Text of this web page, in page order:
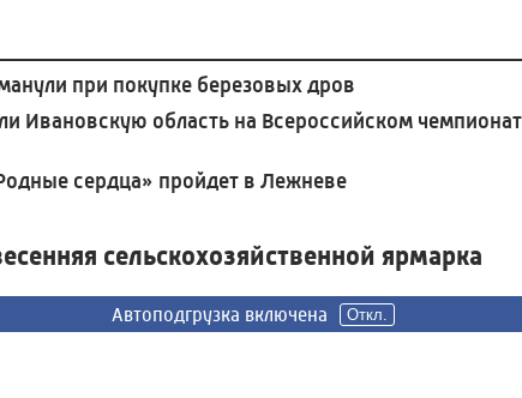
при покупке березовых дров
Ивановскую область на Всероссийском
сердца» пройдет в Лежневе
сельскохозяйственной ярмарка
Автоподгрузка включена Откл.
Автоподгрузка включена Откл.